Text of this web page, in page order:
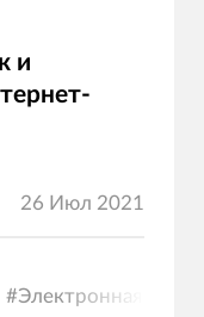
и
26 Июл 2021
#Электронная